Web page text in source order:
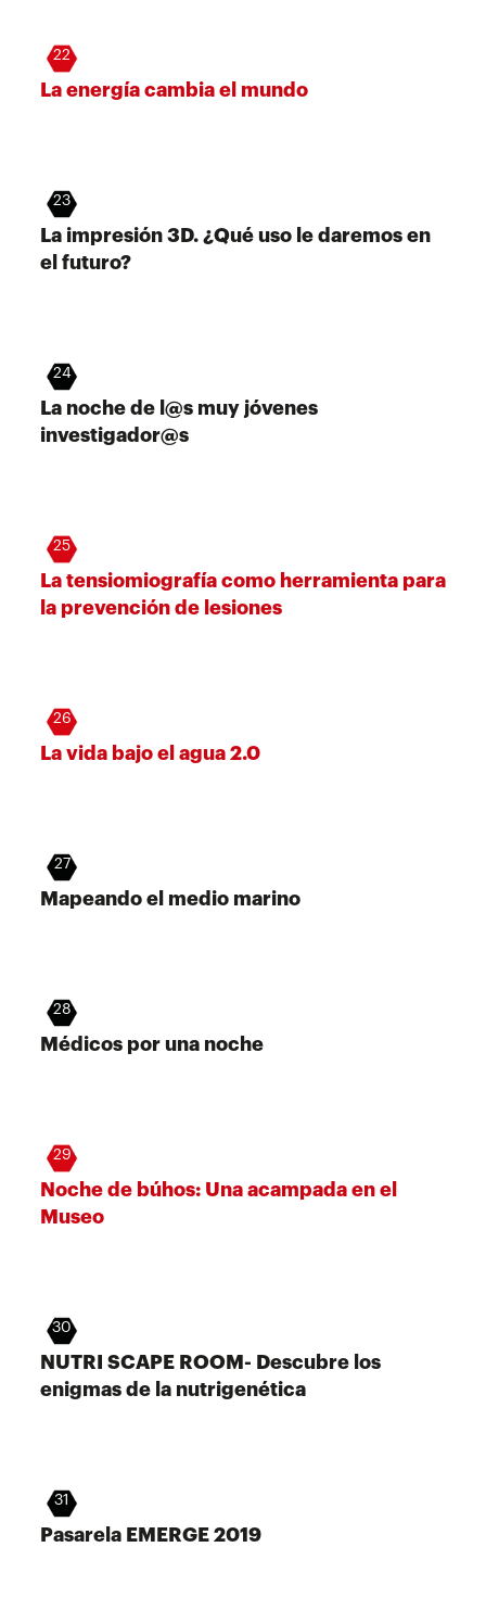
22
La energía cambia el mundo
23
La impresión 3D. ¿Qué uso le daremos en
el futuro?
24
La noche de l@s muy jóvenes
investigador@s
25
La tensiomiografía como herramienta para
la prevención de lesiones
26
La vida bajo el agua 2.0
27
Mapeando el medio marino
28
Médicos por una noche
29
Noche de búhos: Una acampada en el
Museo
30
NUTRI SCAPE ROOM- Descubre los
enigmas de la nutrigenética
31
Pasarela EMERGE 2019